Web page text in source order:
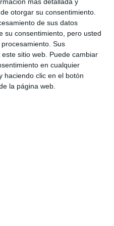
otorgar su consentimiento.
de sus datos
su consentimiento, pero usted
Sus
sitio web. Puede cambiar
en cualquier
haciendo clic en el botón
la página web.